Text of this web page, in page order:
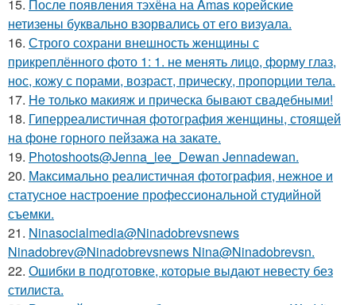
15. После появления тэхёна на Amas корейские
нетизены буквально взорвались от его визуала.
16. Строго сохрани внешность женщины с
прикреплённого фото 1: 1. не менять лицо, форму глаз,
нос, кожу с порами, возраст, прическу, пропорции тела.
17. He только макияж и прическа бывают свадебными!
18. Гиперреалистичная фотография женщины, стоящей
на фоне горного пейзажа на закате.
19. Photoshoots@Jenna_lee_Dewan Jennadewan.
20. Максимально реалистичная фотография, нежное и
статусное настроение профессиональной студийной
съемки.
21. Ninasocialmedia@Ninadobrevsnews
Ninadobrev@Ninadobrevsnews Nina@Ninadobrevsn.
22. Ошибки в подготовке, которые выдают невесту без
стилиста.